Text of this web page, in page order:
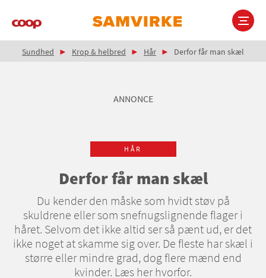
Main
Brødkrumme
Sundhed Krop & helbred Hår Derfor får man skæl
ANNONCE
HÅR
Derfor får man skæl
Du kender den måske som hvidt støv på
skuldrene eller som snefnugslignende flager i
håret. Selvom det ikke altid ser så pænt ud, er det
ikke noget at skamme sig over. De fleste har skæl i
større eller mindre grad, dog flere mænd end
kvinder. Læs her hvorfor.